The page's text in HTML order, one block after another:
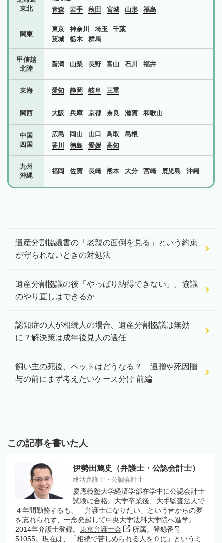
東北
青森
岩手 秋田 宮城 山形 福島
関東
東京 神奈川 埼玉
千葉
茨城
栃木 群馬
甲信越
北陸
新潟 山梨 長野 富山 石川 福井
東海 愛知 静岡 岐阜 三重
関西 大阪 兵庫 京都 奈良 滋賀 和歌山
中国
四国
広島 岡山 山口 鳥取
島根
香川
徳島 愛媛 高知
九州
沖縄
福岡 佐賀 長崎 熊本 大分 宮崎 鹿児島 沖縄
遺産分割協議書の「老親の面倒を見る」という約束
が守られないときの対処法
遺産分割協議の後「やっぱり納得できない」。協議
のやり直しはできるか
認知症の人が相続人の場合、遺産分割協議は無効
に？解決策は成年後見人の選任
飼い主の死後、ペットはどうなる？ 遺贈や死因贈
与の前にまず考えたいケース分け 前編
この記事を書いた人
伊勢田篤史（弁護士・公認会計士）
終活弁護士・公認会計士
慶應義塾大学経済学部在学中に公認会計士
試験に合格。大学卒業後、大手監査法人で
４年間勤務するも、「弁護士になりたい」という昔からの夢
を忘れられず、一念発起して中央大学法科大学院へ進学。
2014年弁護士登録。 東京弁護士会
所属。登録番号
51055。現在は、「相続で苦しめられる人を０に」というミ